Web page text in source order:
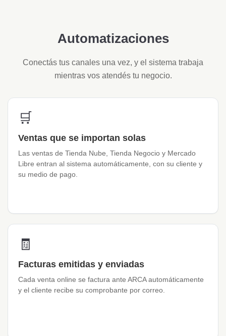
Automatizaciones
Conectás tus canales una vez, y el sistema trabaja
mientras vos atendés tu negocio.
🛒
Ventas que se importan solas
Las ventas de Tienda Nube, Tienda Negocio y Mercado
Libre entran al sistema automáticamente, con su cliente y
su medio de pago.
🧾
Facturas emitidas y enviadas
Cada venta online se factura ante ARCA automáticamente
y el cliente recibe su comprobante por correo.